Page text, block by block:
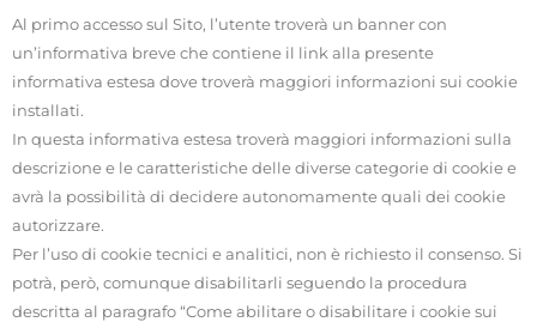
Al primo accesso sul Sito, l’utente troverà un banner con
un’informativa breve che contiene il link alla presente
informativa estesa dove troverà maggiori informazioni sui cookie
installati.
In questa informativa estesa troverà maggiori informazioni sulla
descrizione e le caratteristiche delle diverse categorie di cookie e
avrà la possibilità di decidere autonomamente quali dei cookie
autorizzare.
Per l’uso di cookie tecnici e analitici, non è richiesto il consenso. Si
potrà, però, comunque disabilitarli seguendo la procedura
descritta al paragrafo “Come abilitare o disabilitare i cookie sui